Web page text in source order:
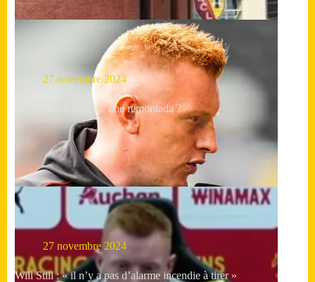
27 novembre 2024
RC Lens : 5 matchs, une remontada ?
27 novembre 2024
Will Still : « il n’y a pas d’alarme incendie à tirer »